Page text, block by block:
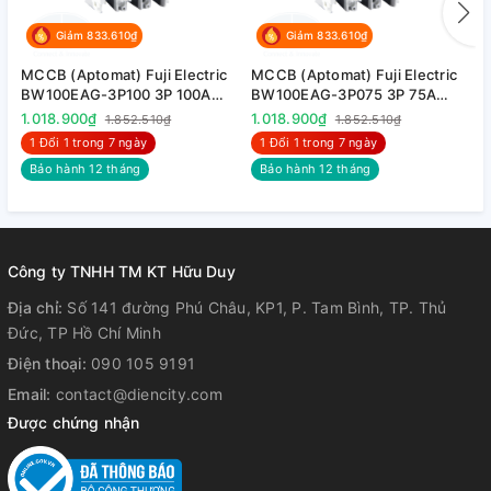
cho người dùng và môi trường.
2. Tổng quan sản phẩm và phụ kiện MCCB
3. Diễn giải mã hàng
Giảm 833.610₫
MCCB (Aptomat) Fuji Electric
BW100EAG-3P100 3P 100A
10kA
1.018.900₫ 1.852.510₫
1 Đổi 1 trong 7 ngày
Bảo hành 12 tháng
Giảm 833.610₫
MCCB (Aptomat) Fuji Electric
BW100EAG-3P075 3P 75A
10kA
1.018.900₫ 1.852.510₫
1 Đổi 1 trong 7 ngày
Bảo hành 12 tháng
Công ty TNHH TM KT Hữu Duy
Địa chỉ: Số 141 đường Phú Châu, KP1, P. Tam Bình, TP. Thủ
Đức, TP Hồ Chí Minh
Điện thoại: 090 105 9191
Email: contact@diencity.com
Được chứng nhận